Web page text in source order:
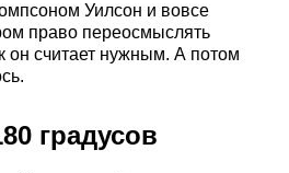
Уилсон и вовсе
право переосмыслять
он считает нужным. А потом
градусов